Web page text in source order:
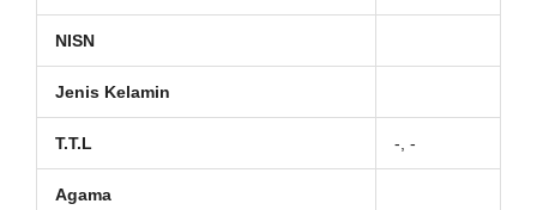
NISN
Jenis Kelamin
T.T.L -, -
Agama